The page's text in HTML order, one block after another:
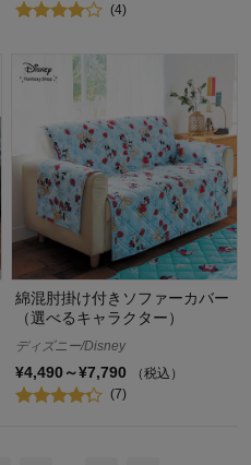
(4)
綿混肘掛け付きソファーカバー
（選べるキャラクター）
ディズニー/Disney
¥4,490～¥7,790
（税込）
(7)